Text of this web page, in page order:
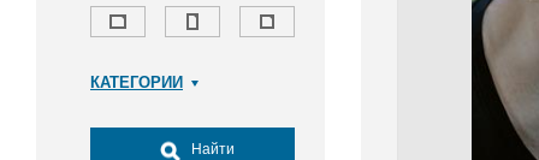
КАТЕГОРИИ
Досуг, туризм и отдых
Найти